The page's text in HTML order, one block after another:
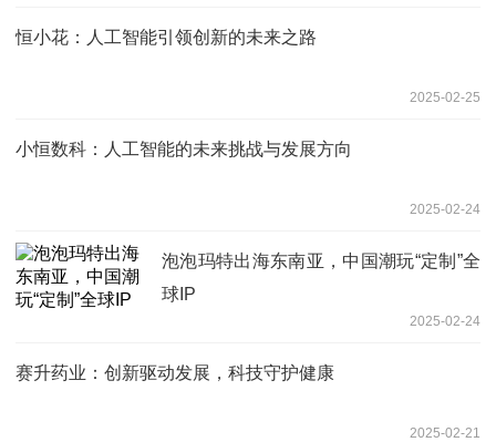
恒小花：人工智能引领创新的未来之路
2025-02-25
小恒数科：人工智能的未来挑战与发展方向
2025-02-24
泡泡玛特出海东南亚，中国潮玩“定制”全
球IP
2025-02-24
赛升药业：创新驱动发展，科技守护健康
2025-02-21